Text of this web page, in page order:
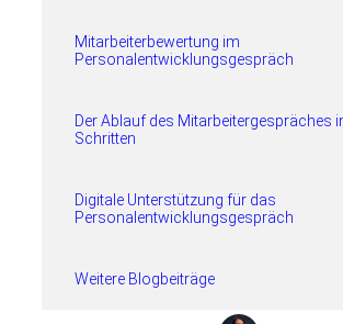
Mitarbeiterbewertung im
Personalentwicklungsgespräch
Der Ablauf des Mitarbeitergespräches
Schritten
Digitale Unterstützung für das
Personalentwicklungsgespräch
Weitere Blogbeiträge